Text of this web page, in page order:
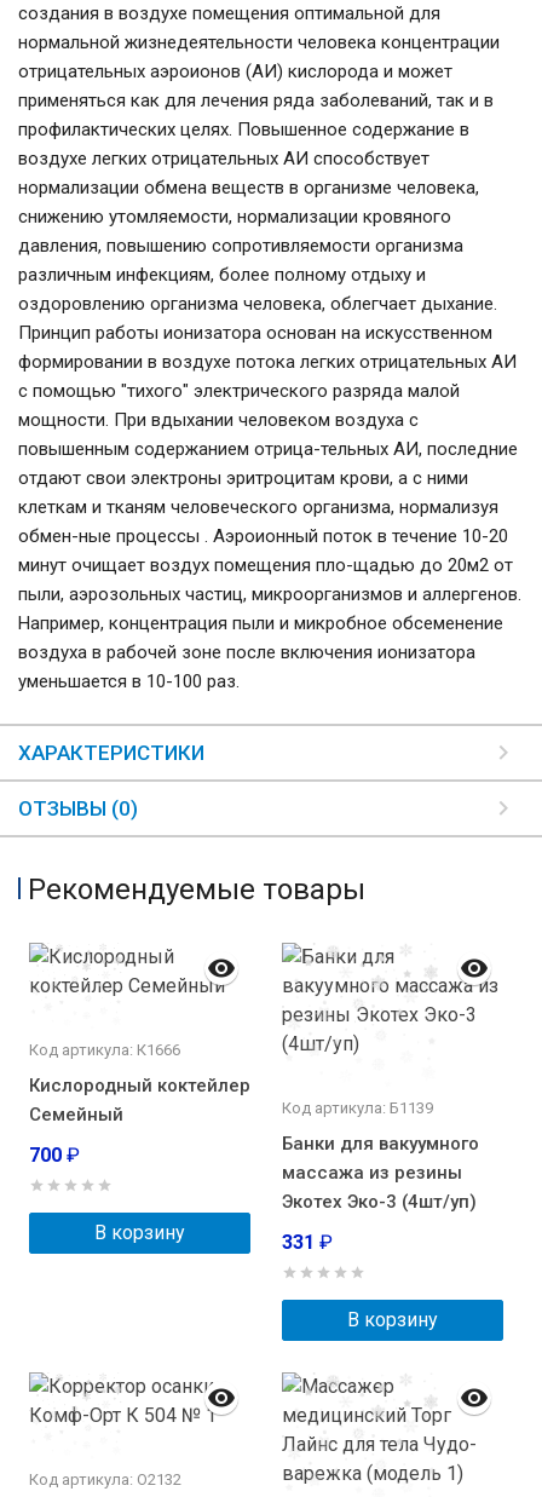
создания в воздухе помещения оптимальной для
нормальной жизнедеятельности человека концентрации
отрицательных аэроионов (АИ) кислорода и может
применяться как для лечения ряда заболеваний, так и в
профилактических целях. Повышенное содержание в
воздухе легких отрицательных АИ способствует
нормализации обмена веществ в организме человека,
снижению утомляемости, нормализации кровяного
давления, повышению сопротивляемости организма
различным инфекциям, более полному отдыху и
оздоровлению организма человека, облегчает дыхание.
Принцип работы ионизатора основан на искусственном
формировании в воздухе потока легких отрицательных АИ
с помощью "тихого" электрического разряда малой
мощности. При вдыхании человеком воздуха с
повышенным содержанием отрица-тельных АИ, последние
отдают свои электроны эритроцитам крови, а с ними
клеткам и тканям человеческого организма, нормализуя
обмен-ные процессы . Аэроионный поток в течение 10-20
минут очищает воздух помещения пло-щадью до 20м2 от
пыли, аэрозольных частиц, микроорганизмов и аллергенов.
Например, концентрация пыли и микробное обсеменение
воздуха в рабочей зоне после включения ионизатора
уменьшается в 10-100 раз.
ХАРАКТЕРИСТИКИ
ОТЗЫВЫ (0)
Рекомендуемые товары
Код артикула: К1666
Кислородный коктейлер
Семейный
700 ₽
В корзину
Код артикула: Б1139
Банки для вакуумного
массажа из резины
Экотех Эко-3 (4шт/уп)
331 ₽
В корзину
Код артикула: О2132